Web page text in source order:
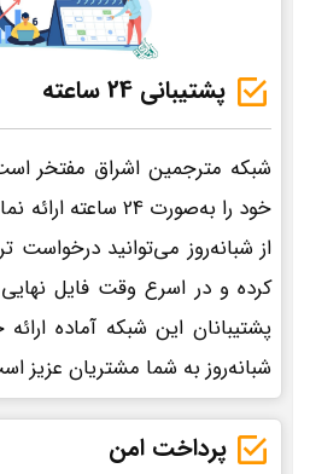
پشتیبانی 24 ساعته
شبکه مترجمین اشراق مفتخر
خود را به‌صورت 24
از شبانه‌روز می‌توانید
کرده و در اسرع وقت فایل
پشتیبانان این شبکه آماده
شبانه‌روز به شما مشتریان عزیز
پرداخت امن